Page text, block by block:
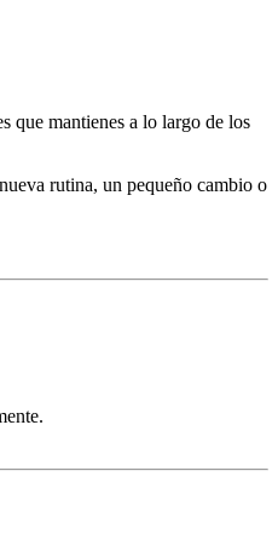
que mantienes a lo largo de los
rutina, un pequeño cambio o